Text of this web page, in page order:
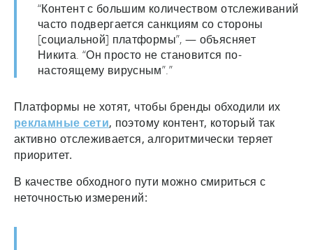
“Контент с большим количеством отслеживаний
часто подвергается санкциям со стороны
[социальной] платформы”, — объясняет
Никита. “Он просто не становится по-
настоящему вирусным”.”
Платформы не хотят, чтобы бренды обходили их
рекламные сети, поэтому контент, который так
активно отслеживается, алгоритмически теряет
приоритет.
В качестве обходного пути можно смириться с
неточностью измерений: